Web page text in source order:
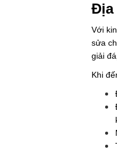
Địa
Với
sửa
giải
Khi